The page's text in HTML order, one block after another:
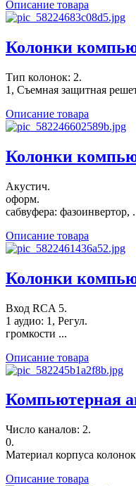
Описание товара
Колонки
Тип колонок: 2.
1, Съемная защитная
Описание товара
Колонки
Акустич.
оформ.
сабвуфера: фазоинвертор,
Описание товара
Колонки
Вход RCA 5.
1 аудио: 1, Регул.
громкости ...
Описание товара
Компьютерная
Число каналов: 2.
0.
Материал корпуса
Описание товара